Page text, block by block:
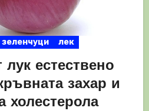
зеленчуци лек
лук естествено
захар и
холестерола